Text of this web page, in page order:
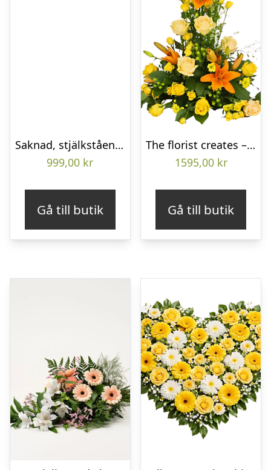
Saknad, stjälkstående bukett
999,00 kr
Gå till butik
The florist creates – Funeral decoration
1595,00 kr
Gå till butik